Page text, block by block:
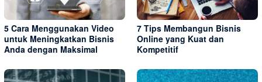
5 Cara Menggunakan Video
untuk Meningkatkan Bisnis
Anda dengan Maksimal
7 Tips Membangun Bisnis
Online yang Kuat dan
Kompetitif